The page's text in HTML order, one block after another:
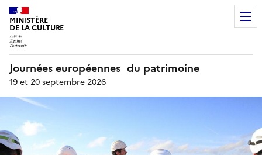
MINISTÈRE
DE LA CULTURE
Journées européennes du patrimoine
19 et 20 septembre 2026